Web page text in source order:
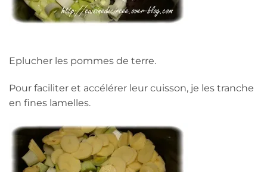
Eplucher les pommes de terre.
Pour faciliter et accélérer leur cuisson, je les tranche
en fines lamelles.